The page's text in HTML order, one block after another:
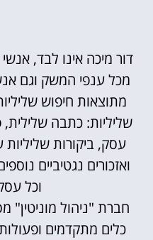
דור מיכה אינו לבד,
מכל ענפי המשק וגם
מתוצאות חיפוש
שליליות: כתבה
עסק, ביקורות
ואזכורים נגטיביים
וכל
חברת "ניהול
כלים מתקדמים